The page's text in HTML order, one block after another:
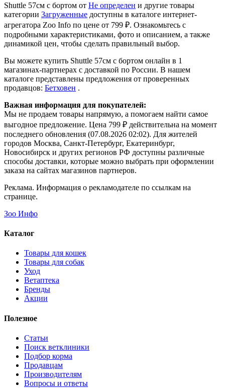
Shuttle 57см с бортом от Не определен и другие товары
категории Загруженные доступны в каталоге интернет-
агрегатора Zoo Info по цене от 799 ₽. Ознакомьтесь с
подробными характеристиками, фото и описанием, а также
динамикой цен, чтобы сделать правильный выбор.
Вы можете купить Shuttle 57см с бортом онлайн в 1
магазинах-партнерах с доставкой по России. В нашем
каталоге представлены предложения от проверенных
продавцов: Бетховен .
Важная информация для покупателей:
Мы не продаем товары напрямую, а помогаем найти самое
выгодное предложение. Цена 799 ₽ действительна на момент
последнего обновления (07.08.2026 02:02). Для жителей
городов Москва, Санкт-Петербург, Екатеринбург,
Новосибирск и других регионов РФ доступны различные
способы доставки, которые можно выбрать при оформлении
заказа на сайтах магазинов партнеров.
Реклама. Информация о рекламодателе по ссылкам на
странице.
Зоо Инфо
Каталог
Товары для кошек
Товары для собак
Уход
Ветаптека
Бренды
Акции
Полезное
Статьи
Поиск ветклиники
Подбор корма
Продавцам
Производителям
Вопросы и ответы